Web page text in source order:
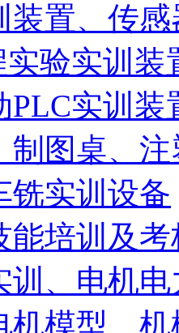
装置、传
实验实训装
PLC实训装
制图桌、
铣实训设备
能培训及
训、电机
机模型、